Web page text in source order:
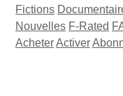
Fictions
Nouvelles F-Rated
AcheterActiver